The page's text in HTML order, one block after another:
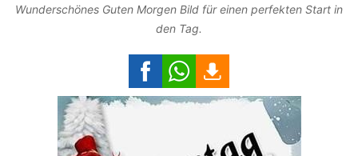
Wunderschönes Guten Morgen Bild für einen perfekten Start in
den Tag.